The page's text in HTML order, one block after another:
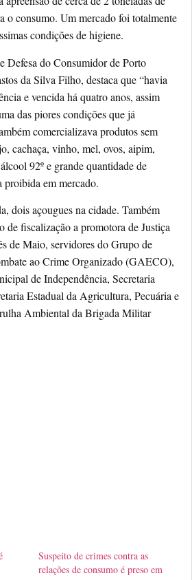
o consumo. Um mercado foi totalmente
condições de higiene.
Defesa do Consumidor de Porto
da Silva Filho, destaca que “havia
e vencida há quatro anos, assim
das piores condições que já
comercializava produtos sem
cachaça, vinho, mel, ovos, aipim,
92º e grande quantidade de
proibida em mercado.
dois açougues na cidade. Também
de fiscalização a promotora de Justiça
de Maio, servidores do Grupo de
ao Crime Organizado (GAECO),
de Independência, Secretaria
Estadual da Agricultura, Pecuária e
Ambiental da Brigada Militar
Suspeito de crimes contra as
relações de consumo é preso em